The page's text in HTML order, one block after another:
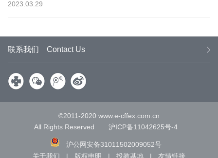
2023.03.29
联系我们Contact Us
微信 腾讯
©2011-2020 www.e-cffex.com.cn
All Rights Reserved
沪ICP备11042625号-4
沪公网安备31011502009052号
关于我们
| 版权申明 | 投教基地 | 友情链接